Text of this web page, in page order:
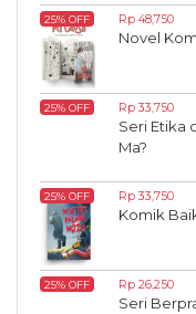
25% OFF Rp 48,750
Novel
25% OFF Rp 33,750
Seri Etika
Ma?
25% OFF Rp 33,750
Komik
25% OFF Rp 26,250
Seri